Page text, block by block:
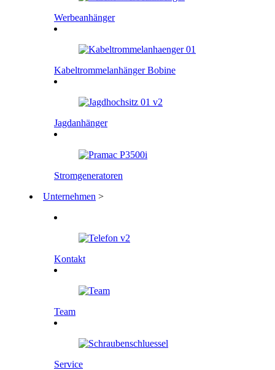
Werbeanhänger
Kabeltrommelanhänger Bobine
Jagdanhänger
Stromgeneratoren
Unternehmen >
Kontakt
Team
Service